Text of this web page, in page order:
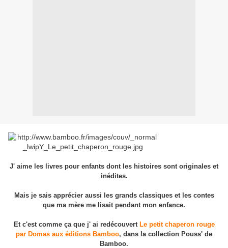
J' aime les livres pour enfants dont les histoires sont originales et
inédites.
Mais je sais apprécier aussi les grands classiques et les contes
que ma mère me lisait pendant mon enfance.
Et c'est comme ça que j' ai redécouvert Le petit chaperon rouge
par Domas aux éditions Bamboo, dans la collection Pouss' de
Bamboo.